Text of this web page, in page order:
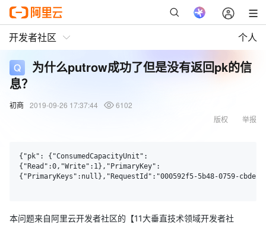
开发者社区 个人
为什么putrow成功了但是没有返回pk的信
息？
初商 2019-09-26 17:37:44
6102
举报
版权
{"pk": {"ConsumedCapacityUnit":
{"Read":0,"Write":1},"PrimaryKey":
{"PrimaryKeys":null},"RequestId":"000592f5-5b48-0759-cbde-
本问题来自阿里云开发者社区的【11大垂直技术领域开发者社